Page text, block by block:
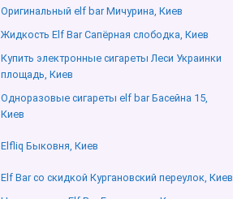
Оригинальный elf bar Мичурина, Киев
Жидкость Elf Bar Сапёрная слободка, Киев
Купить электронные сигареты Леси Украинки
площадь, Киев
Одноразовые сигареты elf bar Басейна 15,
Киев
Elfliq Быковня, Киев
Elf Bar со скидкой Кургановский переулок, Киев